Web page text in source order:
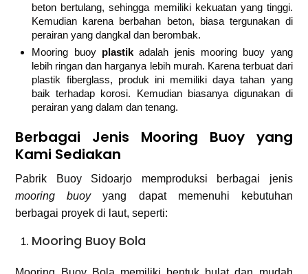
beton bertulang, sehingga memiliki kekuatan yang tinggi.
Kemudian karena berbahan beton, biasa tergunakan di
perairan yang dangkal dan berombak.
Mooring buoy plastik adalah jenis mooring buoy yang
lebih ringan dan harganya lebih murah. Karena terbuat dari
plastik fiberglass, produk ini memiliki daya tahan yang
baik terhadap korosi. Kemudian biasanya digunakan di
perairan yang dalam dan tenang.
Berbagai Jenis Mooring Buoy yang
Kami Sediakan
Pabrik Buoy Sidoarjo memproduksi berbagai jenis
mooring buoyyang dapat memenuhi kebutuhan
berbagai proyek di laut, seperti:
Mooring Buoy Bola